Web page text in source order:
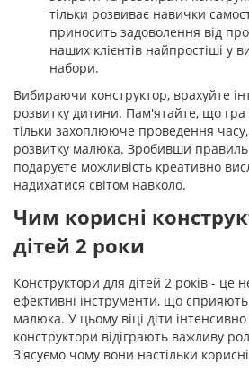
тільки розвиває навички
приносить задоволення від
наших клієнтів найпростіші у
набори.
Вибираючи конструктор, врахуйте
розвитку дитини. Пам'ятайте, що гра
тільки захоплююче проведення
розвитку малюка. Зробивши
подаруєте можливість креативно
надихатися світом навколо.
Чим корисні
дітей 2 роки
Конструктори для дітей 2 років - це
ефективні інструменти, що
малюка. У цьому віці діти інтенсивно
конструктори відіграють важливу
З'ясуємо чому вони настільки